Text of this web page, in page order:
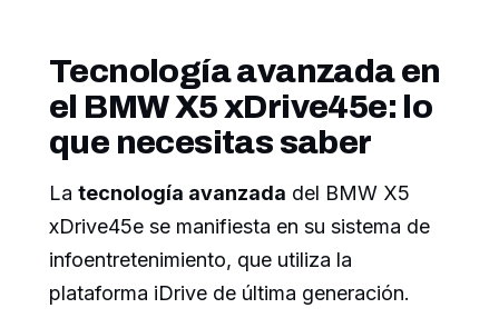
Tecnología avanzada en
el BMW X5 xDrive45e: lo
que necesitas saber
La tecnología avanzada del BMW X5
xDrive45e se manifiesta en su sistema de
infoentretenimiento, que utiliza la
plataforma iDrive de última generación.